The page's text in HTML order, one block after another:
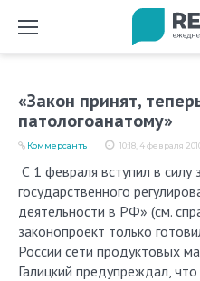
«Закон принят,
патологоанатому»
10:18, 4 февраля
Коммерсантъ
С 1 февраля вступил в силу закон «Об основах
государственного
деятельности в РФ» (см.
законопроект только
России сети продуктовых
Галицкий предупреждал,